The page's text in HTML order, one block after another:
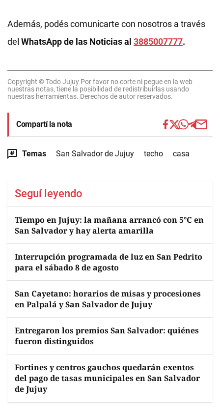
Además, podés comunicarte con nosotros a través
del WhatsApp de las Noticias al 3885007777.
Copyright © Todo Jujuy Por favor no corte ni pegue en la web
nuestras notas, tiene la posibilidad de redistribuirlas usando
nuestras herramientas. Derechos de autor reservados.
Compartí la nota
Temas San Salvador de Jujuy techo casa
Seguí leyendo
Tiempo en Jujuy: la mañana arrancó con 5°C en
San Salvador y hay alerta amarilla
Interrupción programada de luz en San Pedrito
para el sábado 8 de agosto
San Cayetano: horarios de misas y procesiones
en Palpalá y San Salvador de Jujuy
Entregaron los premios San Salvador: quiénes
fueron distinguidos
Fortines y centros gauchos quedarán exentos
del pago de tasas municipales en San Salvador
de Jujuy